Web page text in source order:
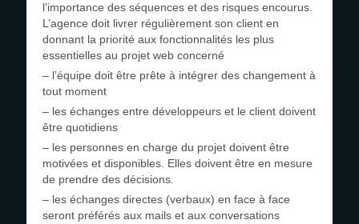
l’importance des séquences et des risques encourus.
L’agence doit livrer régulièrement son client en
donnant la priorité aux fonctionnalités les plus
essentielles au projet web concerné
– l’équipe doit être prête à intégrer des changement à
tout moment
– les échanges entre développeurs et le client doivent
être quotidiens
– les personnes en charge du projet doivent être
motivées et disponibles. Elles doivent être en mesure
de prendre des décisions.
– les échanges directes (verbaux) en face à face
seront préférés aux mails et aux conversations